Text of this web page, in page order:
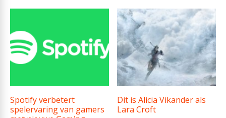
Spotify verbetert
spelervaring van gamers
Dit is Alicia Vikander als
Lara Croft